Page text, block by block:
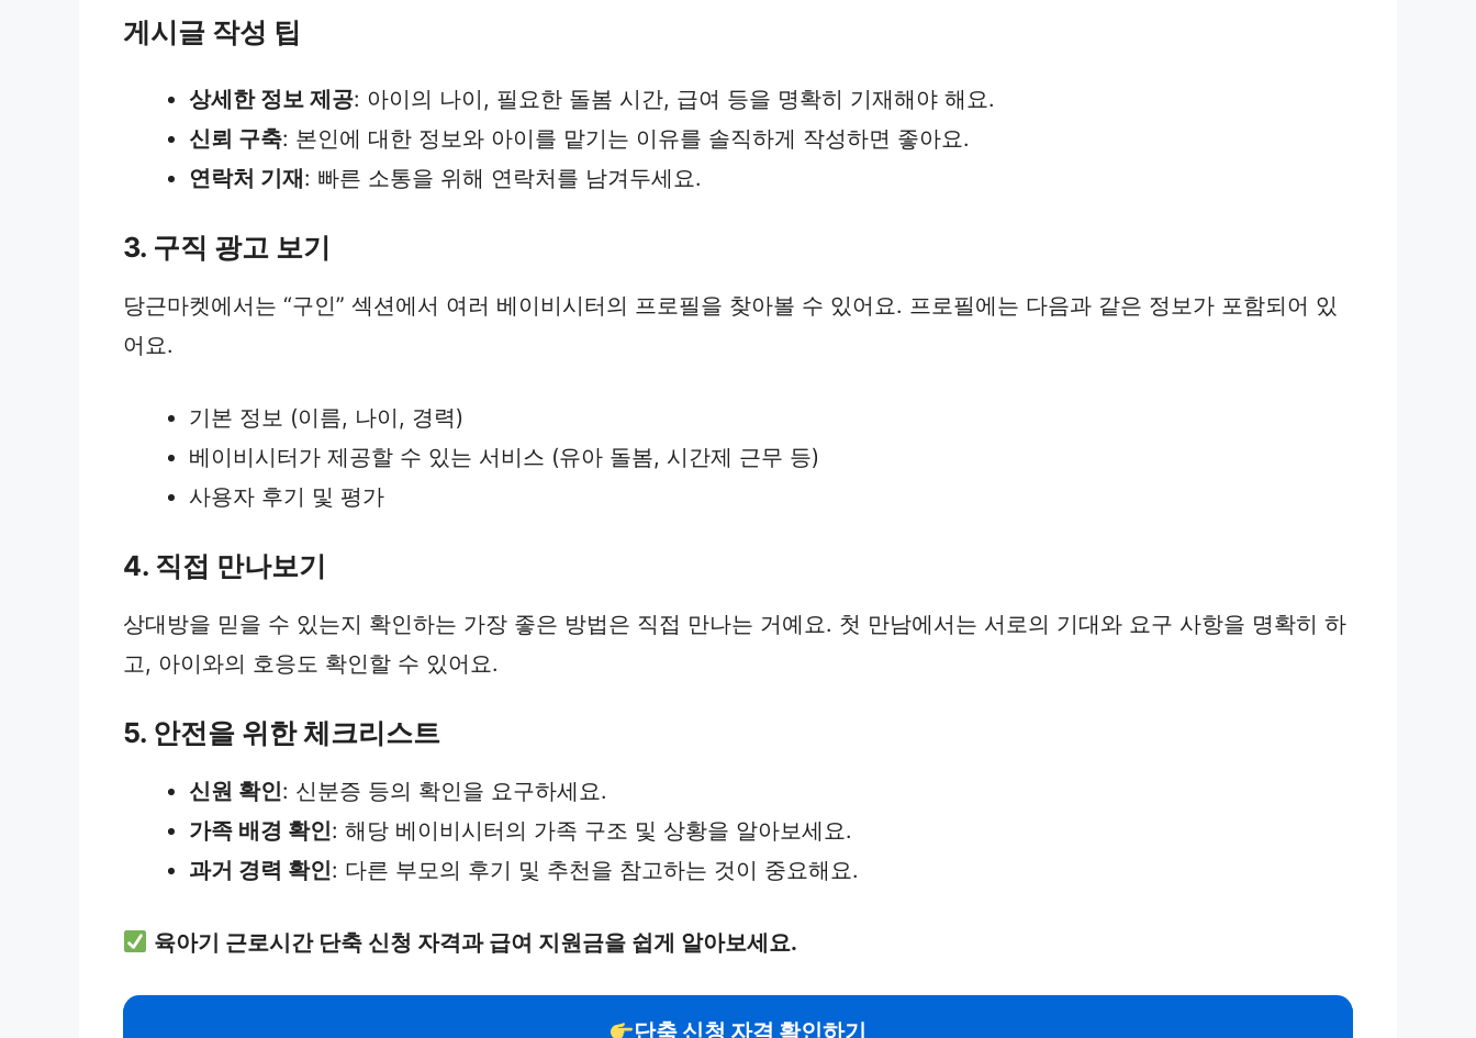
게시글 작성 팁
상세한 정보 제공: 아이의 나이, 필요한 돌봄 시간, 급여 등을 명확히 기재해야 해요.
신뢰 구축: 본인에 대한 정보와 아이를 맡기는 이유를 솔직하게 작성하면 좋아요.
연락처 기재: 빠른 소통을 위해 연락처를 남겨두세요.
3. 구직 광고 보기
당근마켓에서는 “구인” 섹션에서 여러 베이비시터의 프로필을 찾아볼 수 있어요. 프로필에는 다음과 같은 정보가 포함되어 있
어요.
기본 정보 (이름, 나이, 경력)
베이비시터가 제공할 수 있는 서비스 (유아 돌봄, 시간제 근무 등)
사용자 후기 및 평가
4. 직접 만나보기
상대방을 믿을 수 있는지 확인하는 가장 좋은 방법은 직접 만나는 거예요. 첫 만남에서는 서로의 기대와 요구 사항을 명확히 하
고, 아이와의 호응도 확인할 수 있어요.
5. 안전을 위한 체크리스트
신원 확인: 신분증 등의 확인을 요구하세요.
가족 배경 확인: 해당 베이비시터의 가족 구조 및 상황을 알아보세요.
과거 경력 확인: 다른 부모의 후기 및 추천을 참고하는 것이 중요해요.
육아기 근로시간 단축 신청 자격과 급여 지원금을 쉽게 알아보세요.
단축 신청 자격 확인하기